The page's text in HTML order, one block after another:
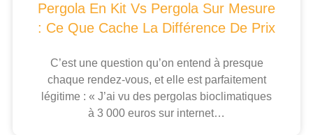
Pergola En Kit Vs Pergola Sur Mesure
: Ce Que Cache La Différence De Prix
C’est une question qu’on entend à presque
chaque rendez-vous, et elle est parfaitement
légitime : « J’ai vu des pergolas bioclimatiques
à 3 000 euros sur internet…